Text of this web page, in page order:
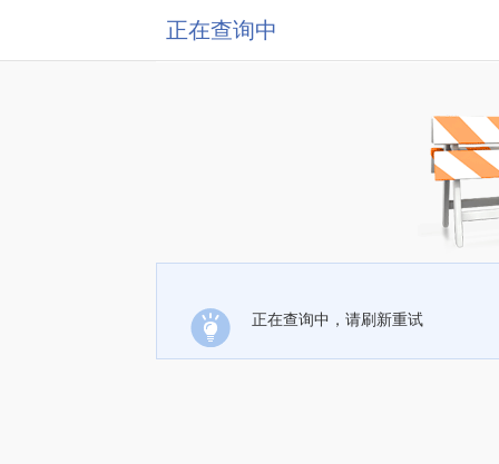
正在查询中
正在查询中，请刷新重试